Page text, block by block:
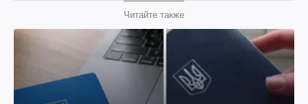
Читайте также